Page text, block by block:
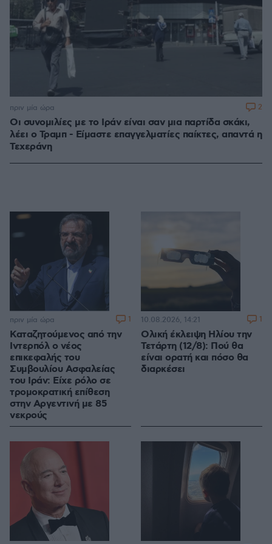
Οι συνομιλίες με το Ιράν είναι σαν μια παρτίδα σκάκι,
λέει ο Τραμπ - Είμαστε επαγγελματίες παίκτες, απαντά η
Τεχεράνη
πριν μία ώρα 2
Καταζητούμενος από την
Ιντερπόλ ο νέος
επικεφαλής του
Συμβουλίου Ασφαλείας
του Ιράν: Είχε ρόλο σε
τρομοκρατική επίθεση
στην Αργεντινή με 85
νεκρούς
πριν μία ώρα 1
Ολική έκλειψη Ηλίου την
Τετάρτη (12/8): Πού θα
είναι ορατή και πόσο θα
διαρκέσει
10.08.2026, 14:21 1